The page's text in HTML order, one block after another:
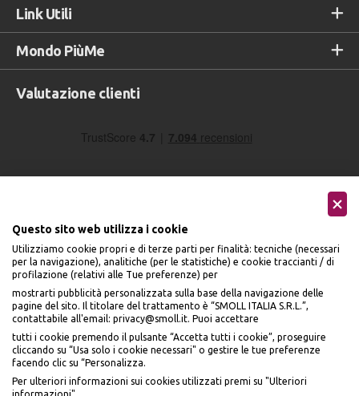
Link Utili
Mondo PiùMe
Valutazione clienti
Accettiamo
Seguici sui social
Questo sito web utilizza i cookie
Utilizziamo cookie propri e di terze parti per finalità: tecniche (necessari
per la navigazione), analitiche (per le statistiche) e cookie traccianti / di
profilazione (relativi alle Tue preferenze) per
mostrarti pubblicità personalizzata sulla base della navigazione delle
pagine del sito. Il titolare del trattamento è “SMOLL ITALIA S.R.L.”,
contattabile all'email: privacy@smoll.it. Puoi accettare
tutti i cookie premendo il pulsante “Accetta tutti i cookie”, proseguire
cliccando su “Usa solo i cookie necessari" o gestire le tue preferenze
facendo clic su “Personalizza.
Per ulteriori informazioni sui cookies utilizzati premi su "Ulteriori
BENVENUTO DA